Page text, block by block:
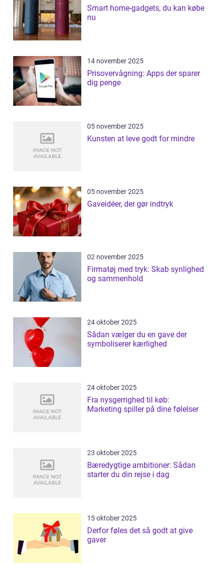
Smart home-gadgets, du kan købe
nu
14 november 2025
Prisovervågning: Apps der sparer
dig penge
05 november 2025
Kunsten at leve godt for mindre
05 november 2025
Gaveidéer, der gør indtryk
02 november 2025
Firmatøj med tryk: Skab synlighed
og sammenhold
24 oktober 2025
Sådan vælger du en gave der
symboliserer kærlighed
24 oktober 2025
Fra nysgerrighed til køb:
Marketing spiller på dine følelser
23 oktober 2025
Bæredygtige ambitioner: Sådan
starter du din rejse i dag
15 oktober 2025
Derfor føles det så godt at give
gaver